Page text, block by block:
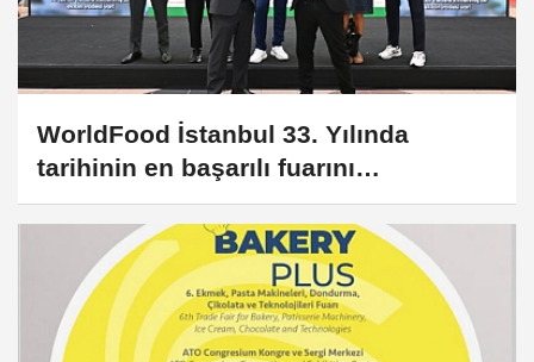
WorldFood İstanbul 33. Yılında
tarihinin en başarılı fuarını
gerçekleştirdi